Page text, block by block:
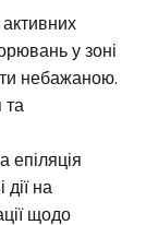
у зоні
небажаною.
та
епіляція
на
щодо